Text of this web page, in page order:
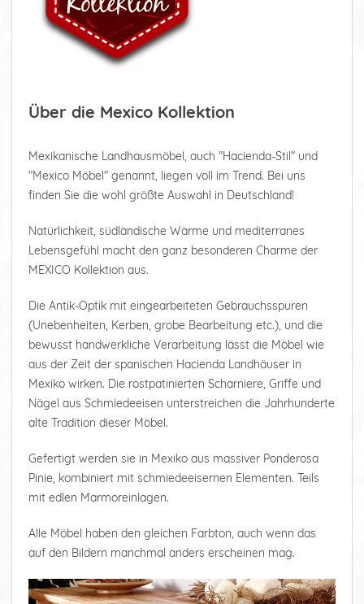
Über die Mexico Kollektion
Mexikanische Landhausmöbel, auch "Hacienda-Stil" und
"Mexico Möbel" genannt, liegen voll im Trend. Bei uns
finden Sie die wohl größte Auswahl in Deutschland!
Natürlichkeit, südländische Wärme und mediterranes
Lebensgefühl macht den ganz besonderen Charme der
MEXICO Kollektion aus.
Die Antik-Optik mit eingearbeiteten Gebrauchsspuren
(Unebenheiten, Kerben, grobe Bearbeitung etc.), und die
bewusst handwerkliche Verarbeitung lässt die Möbel wie
aus der Zeit der spanischen Hacienda Landhäuser in
Mexiko wirken. Die rostpatinierten Scharniere, Griffe und
Nägel aus Schmiedeeisen unterstreichen die Jahrhunderte
alte Tradition dieser Möbel.
Gefertigt werden sie in Mexiko aus massiver Ponderosa
Pinie, kombiniert mit schmiedeeisernen Elementen. Teils
mit edlen Marmoreinlagen.
Alle Möbel haben den gleichen Farbton, auch wenn das
auf den Bildern manchmal anders erscheinen mag.